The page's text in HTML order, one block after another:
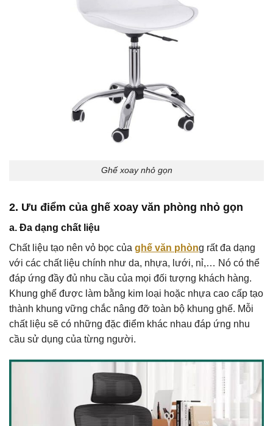
Ghế xoay nhỏ gọn
2. Ưu điểm của ghế xoay văn phòng nhỏ gọn
a. Đa dạng chất liệu
Chất liệu tạo nên vỏ bọc của ghế văn phòng rất đa dạng
với các chất liệu chính như da, nhựa, lưới, nỉ,… Nó có thể
đáp ứng đầy đủ nhu cầu của mọi đối tượng khách hàng.
Khung ghế được làm bằng kim loại hoặc nhựa cao cấp tạo
thành khung vững chắc nâng đỡ toàn bộ khung ghế. Mỗi
chất liệu sẽ có những đặc điểm khác nhau đáp ứng nhu
cầu sử dụng của từng người.